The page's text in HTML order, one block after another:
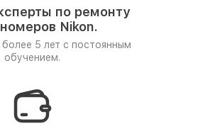
по ремонту
Nikon.
5 лет с постоянным
обучением.